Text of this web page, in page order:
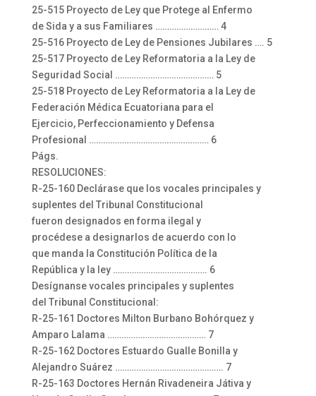
25-515 Proyecto de Ley que Protege al Enfermo
de Sida y a sus Familiares ……………………… 4
25-516 Proyecto de Ley de Pensiones Jubilares …. 5
25-517 Proyecto de Ley Reformatoria a la Ley de
Seguridad Social …………………………………… 5
25-518 Proyecto de Ley Reformatoria a la Ley de
Federación Médica Ecuatoriana para el
Ejercicio, Perfeccionamiento y Defensa
Profesional …………………………………………… 6
Págs.
RESOLUCIONES:
R-25-160 Declárase que los vocales principales y
suplentes del Tribunal Constitucional
fueron designados en forma ilegal y
procédese a designarlos de acuerdo con lo
que manda la Constitución Política de la
República y la ley …………………………………. 6
Desígnanse vocales principales y suplentes
del Tribunal Constitucional:
R-25-161 Doctores Milton Burbano Bohórquez y
Amparo Lalama …………………………………… 7
R-25-162 Doctores Estuardo Gualle Bonilla y
Alejandro Suárez ………………………………………. 7
R-25-163 Doctores Hernán Rivadeneira Játiva y